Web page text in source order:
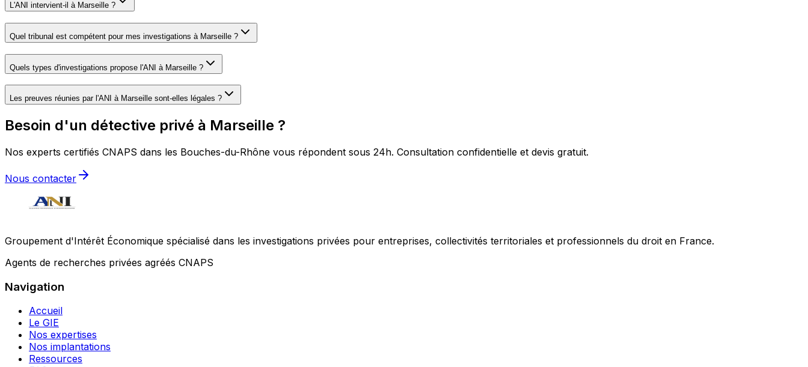
L'ANI intervient-il à Marseille ?
Quel tribunal est compétent pour mes investigations à Marseille ?
Quels types d'investigations propose l'ANI à Marseille ?
Les preuves réunies par l'ANI à Marseille sont-elles légales ?
Besoin d'un détective privé à Marseille ?
Nos experts certifiés CNAPS dans les Bouches-du-Rhône vous répondent sous 24h. Consultation confidentielle et devis gratuit.
Nous contacter
Groupement d'Intérêt Économique spécialisé dans les investigations privées pour entreprises, collectivités territoriales et professionnels du droit en France.
Agents de recherches privées agréés CNAPS
Navigation
Accueil
Le GIE
Nos expertises
Nos implantations
Ressources